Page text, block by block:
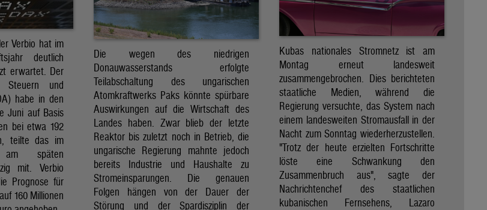
Verbio hat im
deutlich
erwartet. Der
Steuern und
habe in den
Juni auf Basis
bei etwa 192
teilte das im
am späten
mit. Verbio
Prognose für
160 Millionen
Die wegen des niedrigen
Donauwasserstands erfolgte
Teilabschaltung des ungarischen
Atomkraftwerks Paks könnte spürbare
Auswirkungen auf die Wirtschaft des
Landes haben. Zwar blieb der letzte
Reaktor bis zuletzt noch in Betrieb, die
ungarische Regierung mahnte jedoch
bereits Industrie und Haushalte zu
Stromeinsparungen. Die genauen
Folgen hängen von der Dauer der
Störung und der Spardisziplin der
Kubas nationales Stromnetz ist am
Montag erneut landesweit
zusammengebrochen. Dies berichteten
staatliche Medien, während die
Regierung versuchte, das System nach
einem landesweiten Stromausfall in der
Nacht zum Sonntag wiederherzustellen.
"Trotz der heute erzielten Fortschritte
löste eine Schwankung den
Zusammenbruch aus", sagte der
Nachrichtenchef des staatlichen
kubanischen Fernsehens, Lazaro